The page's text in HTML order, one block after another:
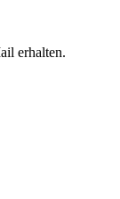
erhalten.